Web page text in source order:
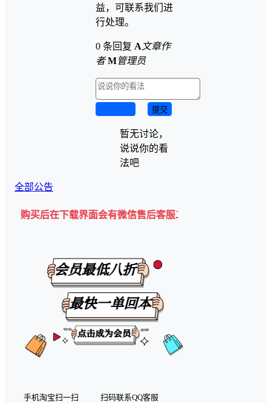
益，可联系我们进
行处理。
0 条回复 A 文章作
者 M管理员
提交
暂无讨论，
说说你的看
法吧
全部公告
在下载界面会有微信售后客服二维码💡
手机淘宝扫一扫 扫码联系QQ客服